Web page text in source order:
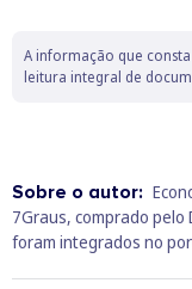
A informação que
leitura integral de
Sobre o autor:
7Graus, comprado pelo
foram integrados no